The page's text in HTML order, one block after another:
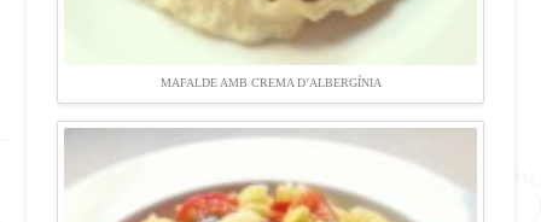
MAFALDE AMB CREMA D’ALBERGÍNIA